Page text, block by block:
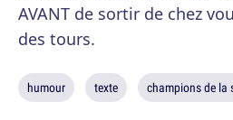
AVANT de sortir de chez
des tours.
humour texte champions de la